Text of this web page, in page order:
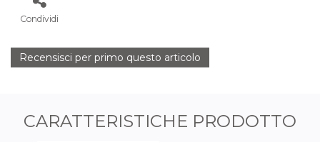
Condividi
Recensisci per primo questo articolo
CARATTERISTICHE PRODOTTO